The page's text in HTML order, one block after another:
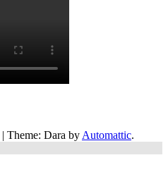
| Theme: Dara by Automattic.